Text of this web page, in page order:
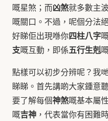
嘅星煞；而凶煞就多數主
嘅關口。不過，呢個分法
好睇佢出現喺你四柱八字
支嘅互動，即係五行生剋
點樣可以初步分辨呢？我
睇睇。首先講啲大家鍾意
要了解每個神煞嘅基本屬
嘅吉神 ，代表當你有困難